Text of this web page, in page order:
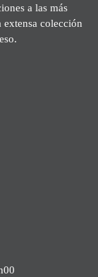
a las más
colección